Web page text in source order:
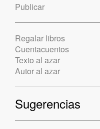
Publicar
Regalar libros
Cuentacuentos
Texto al azar
Autor al azar
Sugerencias